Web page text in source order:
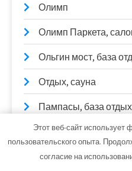
Олимп
Олимп Паркета,
Ольгин мост, база
Отдых, сауна
Пампасы, база
Партнер
Парус, офис
Этот веб-сайт
пользовательского опыта.
согласие на